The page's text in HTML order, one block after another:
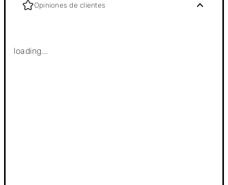
Opiniones de clientes
loading...